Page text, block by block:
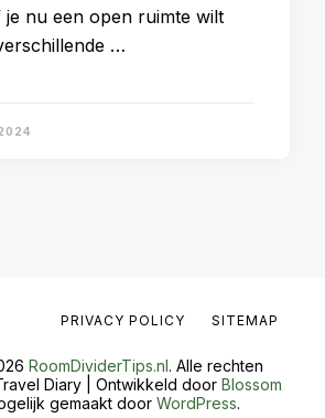
je nu een open ruimte wilt
…
RoomDividerTips.nl. Alle rechten
Diary | Ontwikkeld door Blossom
gemaakt door WordPress.
PRIVACY POLICY SITEMAP